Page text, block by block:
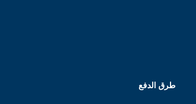
طرق الدفع